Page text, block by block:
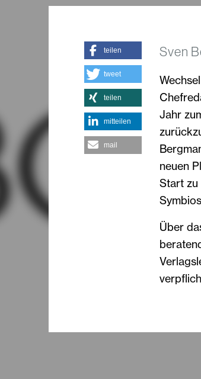
Sven
Jahr
neuen
Start zu
Über
teilen
tweet
teilen
mitteilen
mail